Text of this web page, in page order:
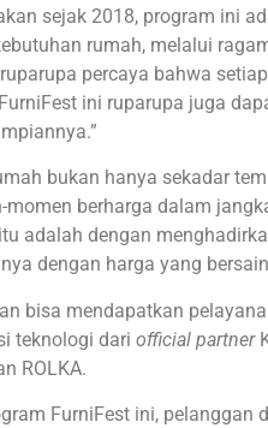
sejak 2018, program ini
rumah, melalui
percaya bahwa
ini ruparupa juga
bukan hanya sekadar
momen berharga dalam
adalah dengan
dengan harga yang
bisa mendapatkan
teknologi dari official partner
ROLKA.
FurniFest ini, pelanggan